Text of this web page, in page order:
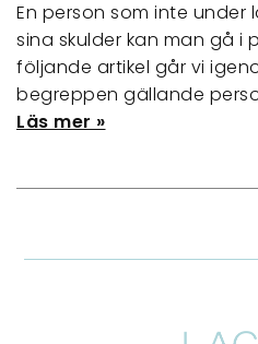
En person som inte
sina skulder kan man gå i
följande artikel går vi
begreppen gällande
Läs mer »